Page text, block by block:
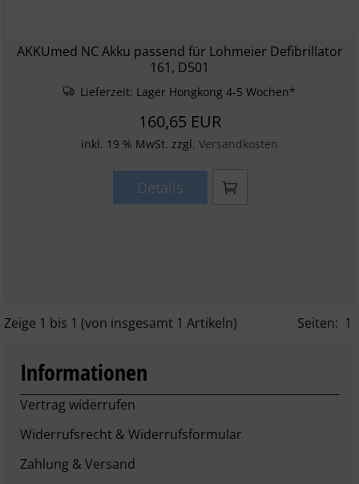
AKKUmed NC Akku passend für Lohmeier Defibrillator
161, D501
Lieferzeit: Lager Hongkong 4-5 Wochen*
160,65 EUR
inkl. 19 % MwSt. zzgl. Versandkosten
Details
Zeige 1 bis 1 (von insgesamt 1 Artikeln) Seiten: 1
Informationen
Vertrag widerrufen
Widerrufsrecht & Widerrufsformular
Zahlung & Versand